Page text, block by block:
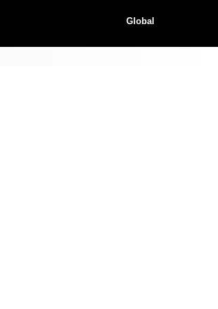
Global